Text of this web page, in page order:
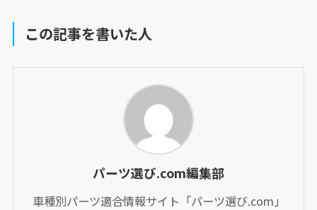
この記事を書いた人
パーツ選び.com編集部
車種別パーツ適合情報サイト「パーツ選び.com」